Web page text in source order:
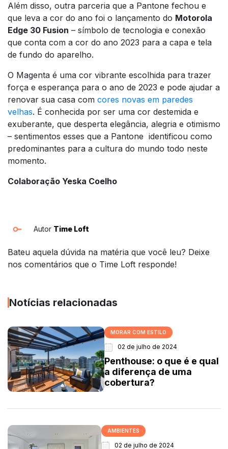
Além disso, outra parceria que a Pantone fechou e
que leva a cor do ano foi o lançamento do Motorola
Edge 30 Fusion – símbolo de tecnologia e conexão
que conta com a cor do ano 2023 para a capa e tela
de fundo do aparelho.
O Magenta é uma cor vibrante escolhida para trazer
força e esperança para o ano de 2023 e pode ajudar a
renovar sua casa com cores novas em paredes
velhas. É conhecida por ser uma cor destemida e
exuberante, que desperta elegância, alegria e otimismo
– sentimentos esses que a Pantone identificou como
predominantes para a cultura do mundo todo neste
momento.
Colaboração Yeska Coelho
Autor Time Loft
Bateu aquela dúvida na matéria que você leu? Deixe
nos comentários que o Time Loft responde!
Notícias relacionadas
MORAR COM ESTILO
02 de julho de 2024
Penthouse: o que é e qual
a diferença de uma
cobertura?
AMBIENTES
02 de julho de 2024